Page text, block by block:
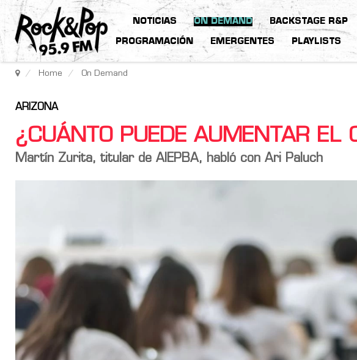
NOTICIAS ON DEMAND BACKSTAGE R&P
PROGRAMACIÓN EMERGENTES PLAYLISTS
Home On Demand
ARIZONA
¿CUÁNTO PUEDE AUMENTAR EL
Martín Zurita, titular de AIEPBA, habló con Ari Paluch